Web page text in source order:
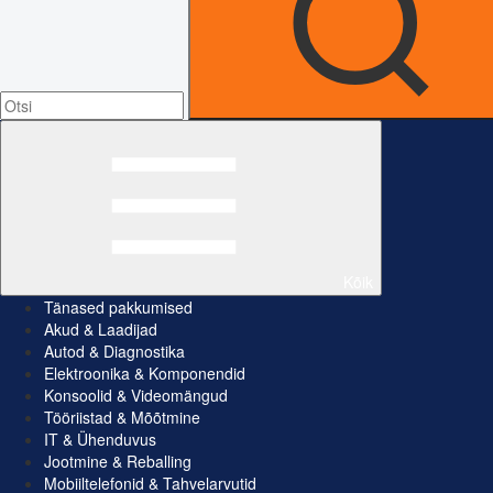
Tänased pakkumised
Akud & Laadijad
Autod & Diagnostika
Elektroonika & Komponendid
Konsoolid & Videomängud
Tööriistad & Mõõtmine
IT & Ühenduvus
Jootmine & Reballing
Mobiiltelefonid & Tahvelarvutid